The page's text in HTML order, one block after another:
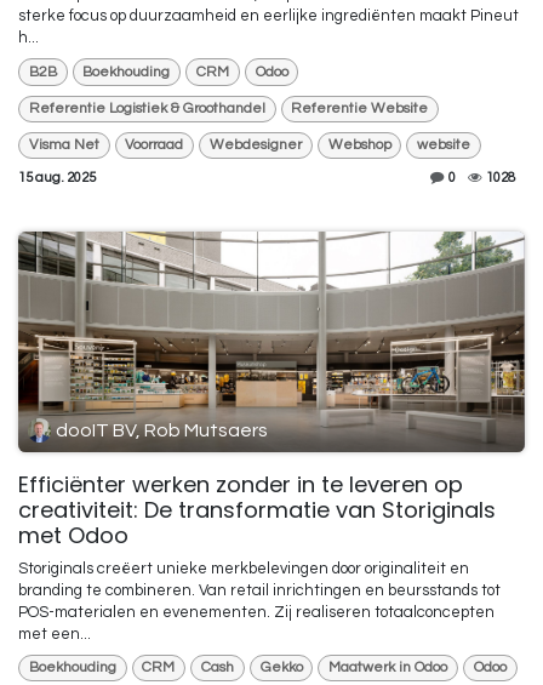
sterke focus op duurzaamheid en eerlijke ingrediënten maakt Pineut
h...
B2B Boekhouding CRM Odoo
Referentie Logistiek & Groothandel Referentie Website
Visma Net Voorraad Webdesigner Webshop website
15 aug. 2025 0 1028
dooIT BV, Rob Mutsaers
Efficiënter werken zonder in te leveren op
creativiteit: De transformatie van Storiginals
met Odoo
Storiginals creëert unieke merkbelevingen door originaliteit en
branding te combineren. Van retail inrichtingen en beursstands tot
POS-materialen en evenementen. Zij realiseren totaalconcepten
met een...
Boekhouding CRM Cash Gekko Maatwerk in Odoo Odoo